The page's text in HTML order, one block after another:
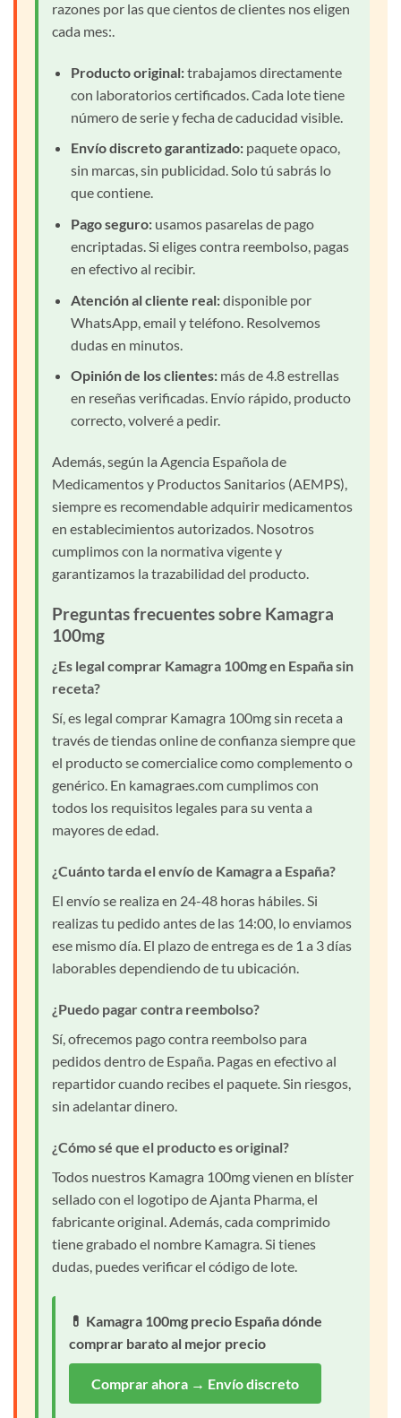
razones por las que cientos de clientes nos eligen
cada mes:.
Producto original:trabajamos directamente
con laboratorios certificados. Cada lote tiene
número de serie y fecha de caducidad visible.
Envío discreto garantizado:paquete opaco,
sin marcas, sin publicidad. Solo tú sabrás lo
que contiene.
Pago seguro:usamos pasarelas de pago
encriptadas. Si eliges contra reembolso, pagas
en efectivo al recibir.
Atención al cliente real:disponible por
WhatsApp, email y teléfono. Resolvemos
dudas en minutos.
Opinión de los clientes:más de 4.8 estrellas
en reseñas verificadas. Envío rápido, producto
correcto, volveré a pedir.
Además, según la Agencia Española de
Medicamentos y Productos Sanitarios (AEMPS),
siempre es recomendable adquirir medicamentos
en establecimientos autorizados. Nosotros
cumplimos con la normativa vigente y
garantizamos la trazabilidad del producto.
Preguntas frecuentes sobre Kamagra
100mg
¿Es legal comprar Kamagra 100mg en España sin
receta?
Sí, es legal comprar Kamagra 100mg sin receta a
través de tiendas online de confianza siempre que
el producto se comercialice como complemento o
genérico. En kamagraes.com cumplimos con
todos los requisitos legales para su venta a
mayores de edad.
¿Cuánto tarda el envío de Kamagra a España?
El envío se realiza en 24-48 horas hábiles. Si
realizas tu pedido antes de las 14:00, lo enviamos
ese mismo día. El plazo de entrega es de 1 a 3 días
laborables dependiendo de tu ubicación.
¿Puedo pagar contra reembolso?
Sí, ofrecemos pago contra reembolso para
pedidos dentro de España. Pagas en efectivo al
repartidor cuando recibes el paquete. Sin riesgos,
sin adelantar dinero.
¿Cómo sé que el producto es original?
Todos nuestros Kamagra 100mg vienen en blíster
sellado con el logotipo de Ajanta Pharma, el
fabricante original. Además, cada comprimido
tiene grabado el nombre Kamagra. Si tienes
dudas, puedes verificar el código de lote.
💊 Kamagra 100mg precio España dónde
comprar barato al mejor precio
Comprar ahora → Envío discreto